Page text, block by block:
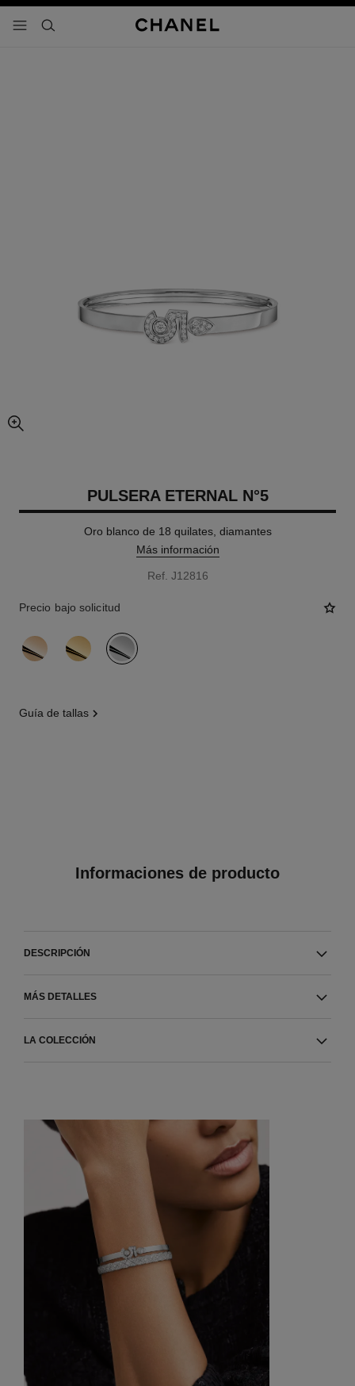
- navegación principal
buscar
imagen agrandada
PULSERA ETERNAL N°5
Oro blanco de 18 quilates, diamantes
Más información
Ref. J12816
Precio bajo solicitud
variante (3)
guía de tallas
Informaciones de producto
DESCRIPCIÓN
MÁS DETALLES
LA COLECCIÓN